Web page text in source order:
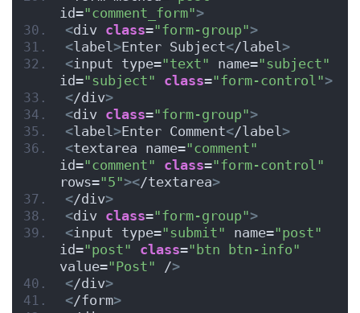
id="comment_form">
<div class="form-group">
<label >Enter Subject</label >
<input type="text" name="subject"
id="subject" class="form-control">
</div>
<div class="form-group">
<label >Enter Comment</label >
<textarea name="comment"
id="comment" class="form-control"
rows="5"></textarea>
</div>
<div class="form-group">
<input type="submit" name="post"
id="post" class="btn btn-info"
value="Post" />
</div>
</form>